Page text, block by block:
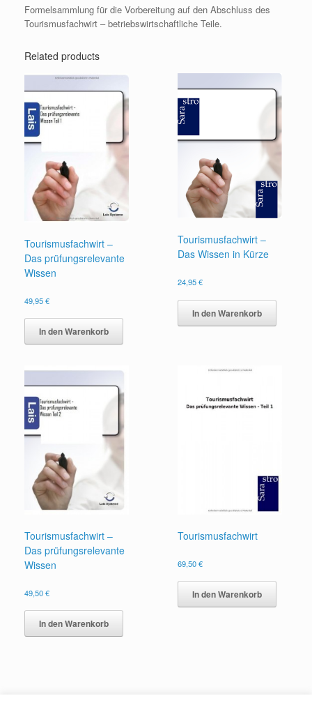
Formelsammlung für die Vorbereitung auf den Abschluss des
Tourismusfachwirt – betriebswirtschaftliche Teile.
Related products
Tourismusfachwirt –
Das prüfungsrelevante
Wissen
49,95€
In den Warenkorb
Tourismusfachwirt –
Das Wissen in Kürze
24,95€
In den Warenkorb
Tourismusfachwirt –
Das prüfungsrelevante
Wissen
49,50€
In den Warenkorb
Tourismusfachwirt
69,50€
In den Warenkorb